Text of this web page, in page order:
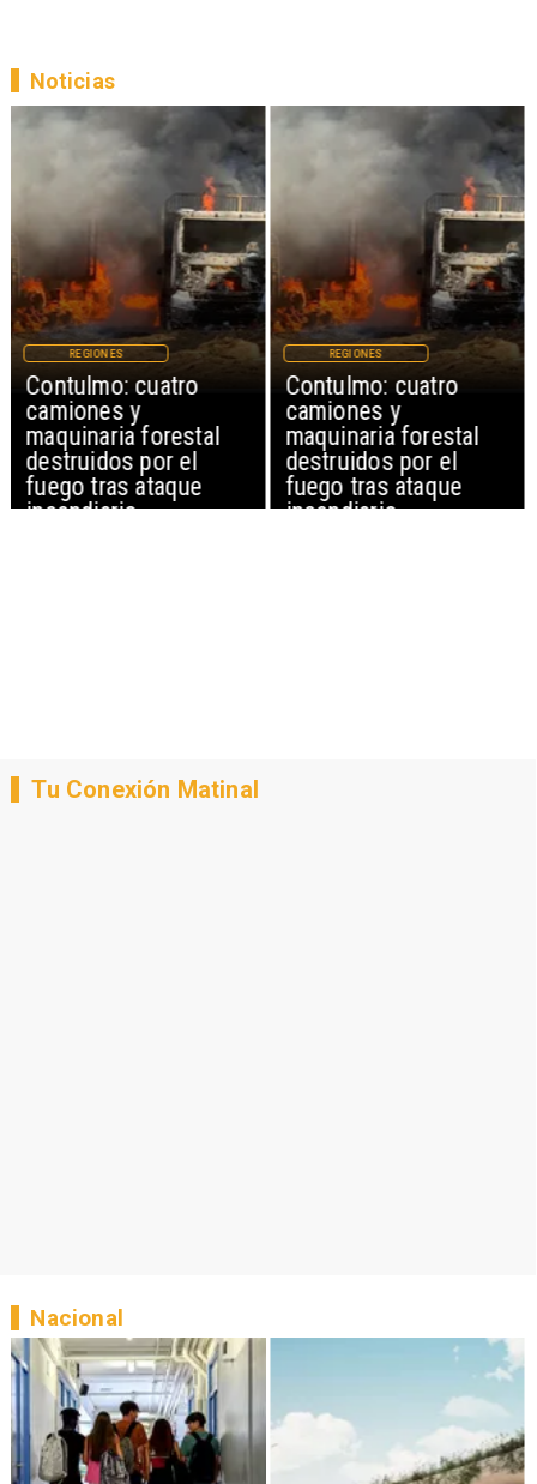
Contulmo: cuatro
camiones y
maquinaria forestal
destruidos por el
fuego tras ataque
incendiario
REGIONES
Contulmo: cuatro
camiones y
maquinaria forestal
destruidos por el
fuego tras ataque
incendiario
REGIONES
Noticias
Tu Conexión Matinal
Nacional